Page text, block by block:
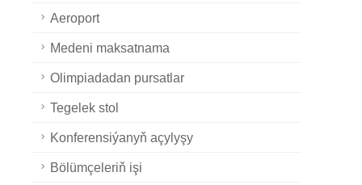
Aeroport
Medeni maksatnama
Olimpiadadan pursatlar
Tegelek stol
Konferensiýanyň açylyşy
Bölümçeleriň işi